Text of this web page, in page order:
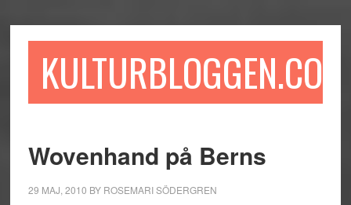
till
till
sidofältet
till
KULTURBLOGGEN.COM
Wovenhand på Berns
29 MAJ, 2010 BY ROSEMARI SÖDERGREN